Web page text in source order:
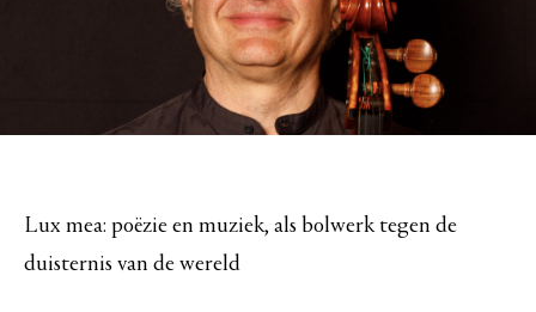
Lux mea: poëzie en muziek, als bolwerk tegen de
duisternis van de wereld